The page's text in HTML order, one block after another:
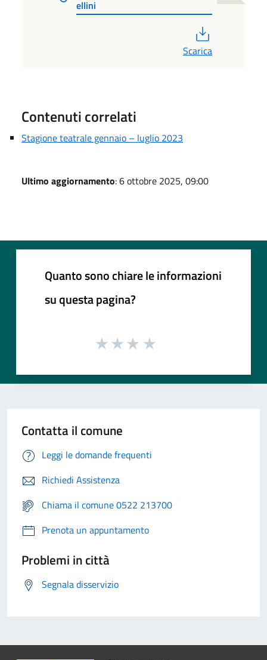
ellini
Scarica
Contenuti correlati
Stagione teatrale gennaio – luglio 2023
Ultimo aggiornamento: 6 ottobre 2025, 09:00
Quanto sono chiare le informazioni
su questa pagina?
Contatta il comune
Leggi le domande frequenti
Richiedi Assistenza
Chiama il comune 0522 213700
Prenota un appuntamento
Problemi in città
Segnala disservizio